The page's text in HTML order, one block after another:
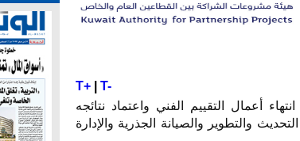
T+| T-
أعمال التقييم الفني واعتماد نتائجه
والتطوير والصيانة الجذرية والإدارة